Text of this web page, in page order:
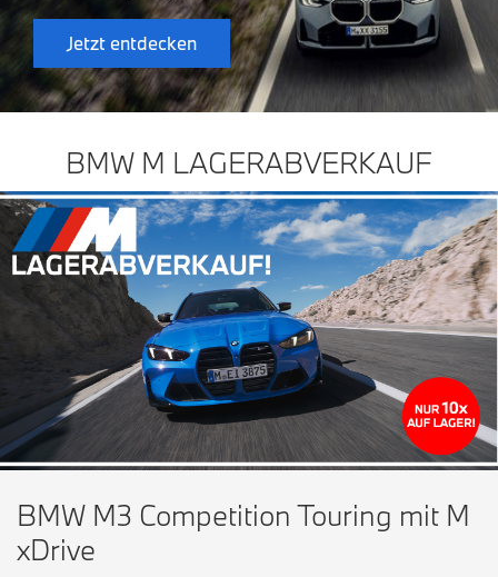
Jetzt entdecken
BMW M LAGERABVERKAUF
BMW M3 Competition Touring mit M
xDrive